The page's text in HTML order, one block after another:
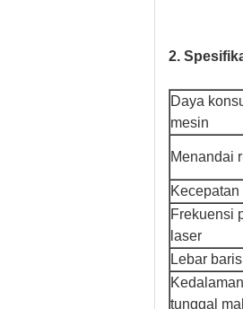
2.
Daya
mesin
Menandai
Frekuensi
laser
Lebar
tunggal